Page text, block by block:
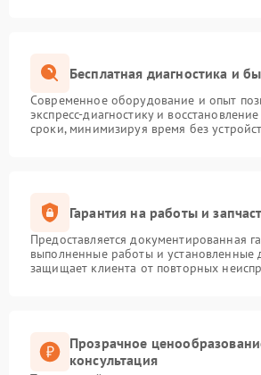
Бесплатная диагностика и
Современное оборудование и опыт
экспресс-диагностику и
сроки, минимизируя время без
Гарантия на работы и
Предоставляется документированная
выполненные работы и установленные
защищает клиента от повторных
Прозрачное
консультация